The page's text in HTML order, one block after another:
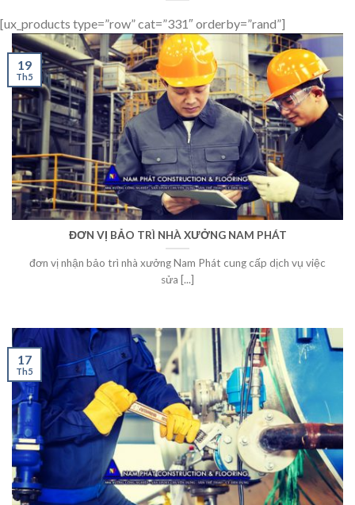
[ux_products type=”row” cat=”331″ orderby=”rand”]
ĐƠN VỊ BẢO TRÌ NHÀ XƯỞNG NAM PHÁT
đơn vị nhận bảo trì nhà xưởng Nam Phát cung cấp dịch vụ việc
sửa [...]
19
Th5
17
Th5